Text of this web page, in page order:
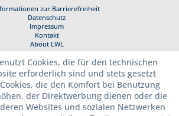
zur Barrierefreiheit
Datenschutz
Impressum
Kontakt
About LWL
Cookies, die für den technischen
erforderlich sind und stets gesetzt
die den Komfort bei Benutzung
der Direktwerbung dienen oder die
Websites und sozialen Netzwerken